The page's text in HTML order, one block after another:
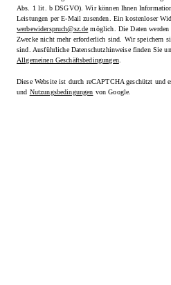
Abs. 1 lit. b DSGVO). Wir können Ihnen
Leistungen per E-Mail zusenden. Ein kostenloser
werbewiderspruch@sz.de möglich. Die Daten werden
Zwecke nicht mehr erforderlich sind. Wir speichern
sind. Ausführliche Datenschutzhinweise finden Sie
Allgemeinen Geschäftsbedingungen.
Diese Website ist durch reCAPTCHA geschützt und
und Nutzungsbedingungen von Google.